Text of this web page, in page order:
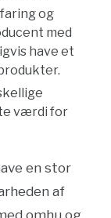
og
med
have et
værdi for
en stor
af
omhu og